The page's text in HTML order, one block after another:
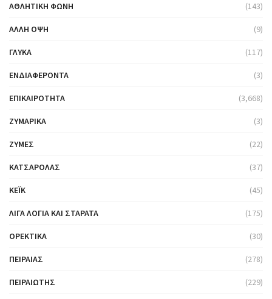
ΑΘΛΗΤΙΚΉ ΦΩΝΉ (143)
ΆΛΛΗ ΌΨΗ (9)
ΓΛΥΚΆ (117)
ΕΝΔΙΑΦΈΡΟΝΤΑ (3)
ΕΠΙΚΑΙΡΌΤΗΤΑ (3,668)
ΖΥΜΑΡΙΚΆ (3)
ΖΎΜΕΣ (22)
ΚΑΤΣΑΡΌΛΑΣ (37)
ΚΈΙΚ (45)
ΛΊΓΑ ΛΌΓΙΑ ΚΑΙ ΣΤΑΡΆΤΑ (175)
ΟΡΕΚΤΙΚΆ (30)
ΠΕΙΡΑΙΆΣ (278)
ΠΕΙΡΑΙΏΤΗΣ (229)